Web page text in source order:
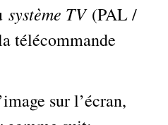
système TV(PAL /
télécommande
sur l’écran,